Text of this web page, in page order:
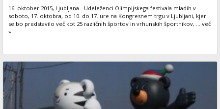
16. oktober 2015, Ljubljana - Udeleženci Olimpijskega festivala mladih v
soboto, 17. oktobra, od 10. do 17. ure na Kongresnem trgu v Ljubljani, kjer
se bo predstavilo več kot 25 različnih športov in vrhunskih športnikov, ... več
»